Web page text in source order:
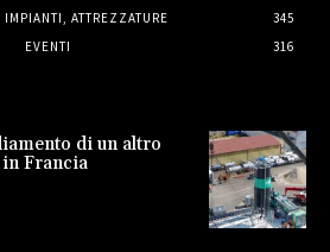
ATTREZZATURE
345
EVENTI
316
di un altro
Francia